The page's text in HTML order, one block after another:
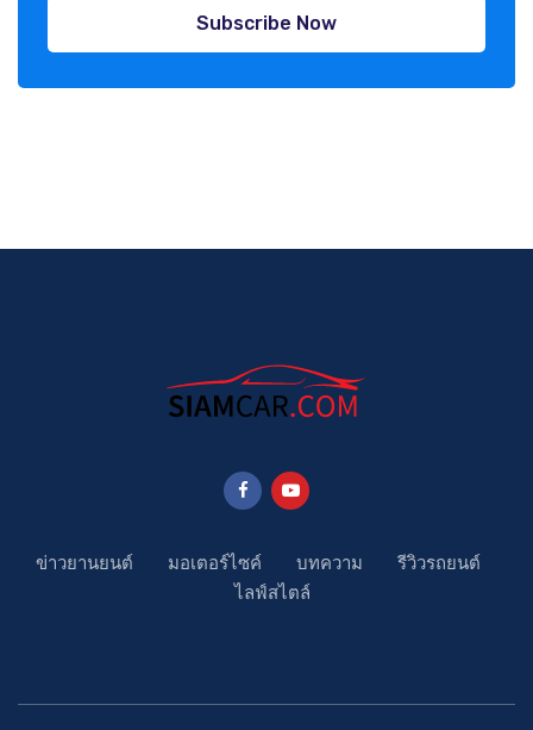
Subscribe Now
ข่าวยานยนต์ มอเตอร์ไซค์ บทความ
รีวิวรถยนต์
ไลฟ์สไตล์